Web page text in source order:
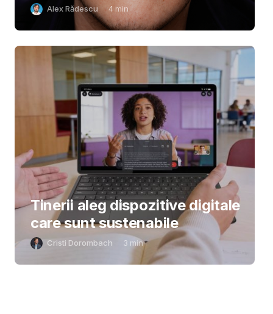
Alex Rădescu 4 min
Tinerii aleg dispozitive digitale
care sunt sustenabile
Cristi Dorombach 3 min